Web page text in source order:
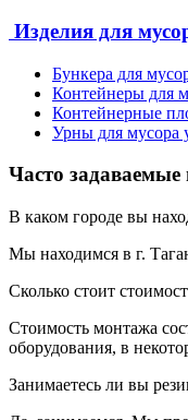
Изделия для
Бункера для
Контейнеры для
Контейнерные
Урны для мусора
Часто
В каком городе вы
Мы находимся в г.
Сколько стоит
Стоимость монтажа
оборудования, в
Занимаетесь ли вы